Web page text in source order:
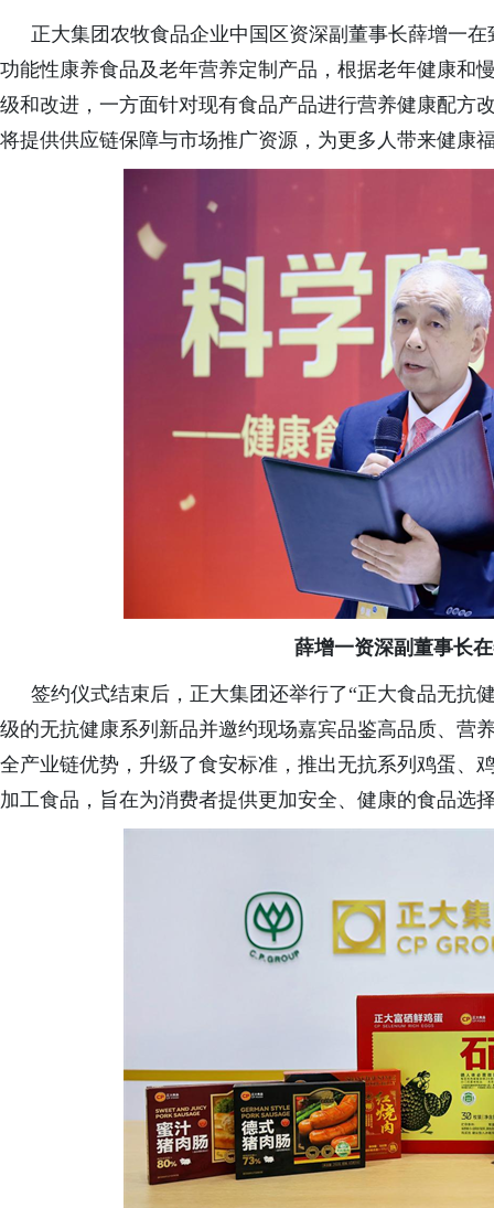
正大集团农牧食品企业中国区资深副董事长薛增一在
功能性康养食品及老年营养定制产品，根据老年健康和
级和改进，一方面针对现有食品产品进行营养健康配方
将提供供应链保障与市场推广资源，为更多人带来健康
薛增一资深副董事长
签约仪式结束后，正大集团还举行了“正大食品无抗
级的无抗健康系列新品并邀约现场嘉宾品鉴高品质、营
全产业链优势，升级了食安标准，推出无抗系列鸡蛋、
加工食品，旨在为消费者提供更加安全、健康的食品选